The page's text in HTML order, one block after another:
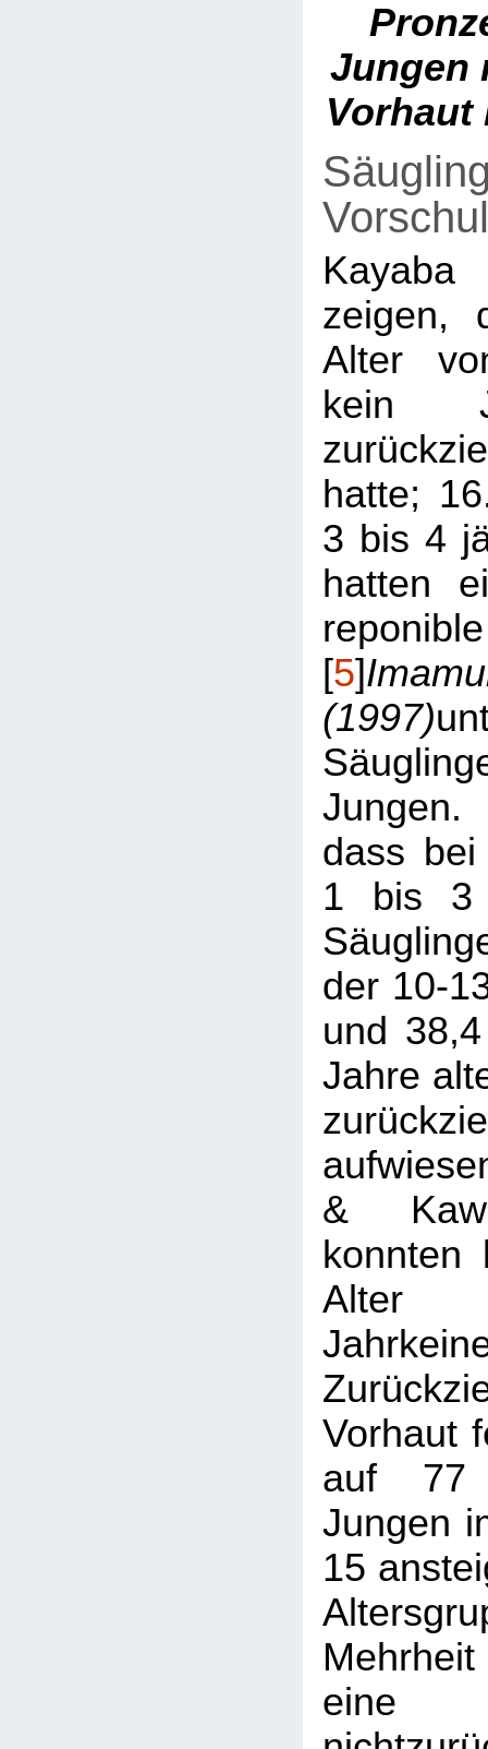
Jungen
zeigen,
Alter
kein
hatte;
3 bis 4
hatten
[5]
(1997)
Jungen.
dass
1 bis 3
der 10-
und
Jahre
&
konnten
Alter
Vorhaut
auf 77
Jungen
15
eine